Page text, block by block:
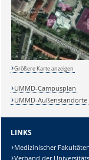
Lösung:
Größere Karte anzeigen
UMMD-Campusplan
UMMD-Außenstandorte
LINKS
Medizinischer
Verband der